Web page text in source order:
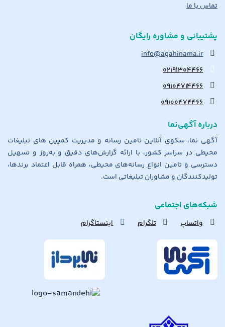
تماس با ما
پشتیبانی و مشاوره رایگان
info@agahinama.ir
۰۲۱۹۱۳۰۴۴۶۶
۰۹۱۰۴۷۱۴۴۶۶
۰۹۱۰۰۴۷۴۴۶۶
درباره آگهی‌نما
آگهی نما، سکوی آنلاین تامین رسانه و مدیریت کمپین های تبلیغات
محیطی در سراسر کشور، با ارائه گزارش‌های دقیق و به‌روز و تسهیل
دسترسی و تامین انواع رسانه‌های محیطی، همراه قابل اعتماد برندها،
تولیدکنندگان و مشاوران تبلیغاتی است.
شبکه‌های اجتماعی
واتساپ تلگرام اینستاگرام